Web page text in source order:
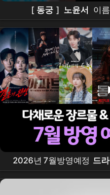
[ 동궁 ] 노윤서 이
2026년 7월방영예정 드
의완성, 아파트 , 그대에